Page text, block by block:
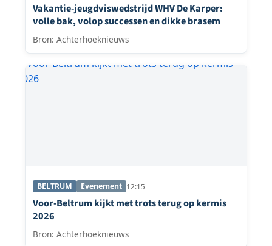
Vakantie-jeugdviswedstrijd WHV De Karper:
volle bak, volop successen en dikke brasem
Bron: Achterhoeknieuws
BELTRUM Evenement 12:15
Voor-Beltrum kijkt met trots terug op kermis
2026
Bron: Achterhoeknieuws